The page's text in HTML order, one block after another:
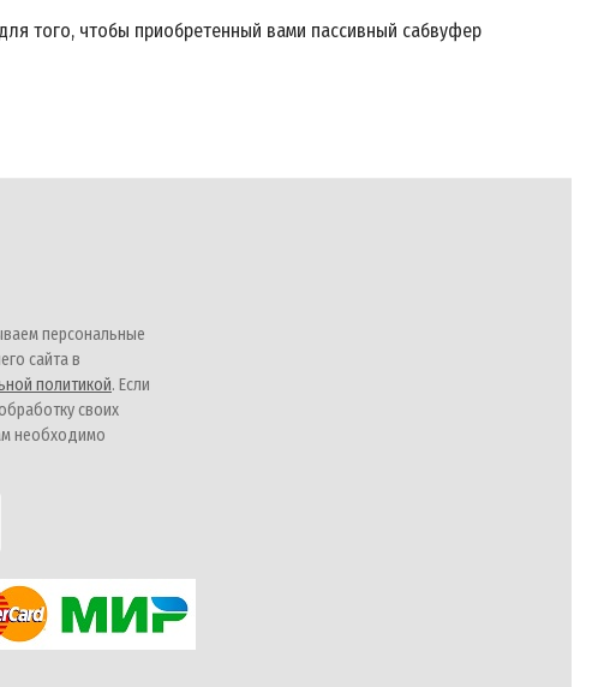
того, чтобы приобретенный вами пассивный сабвуфер
персональные
сайта в
политикой. Если
своих
необходимо